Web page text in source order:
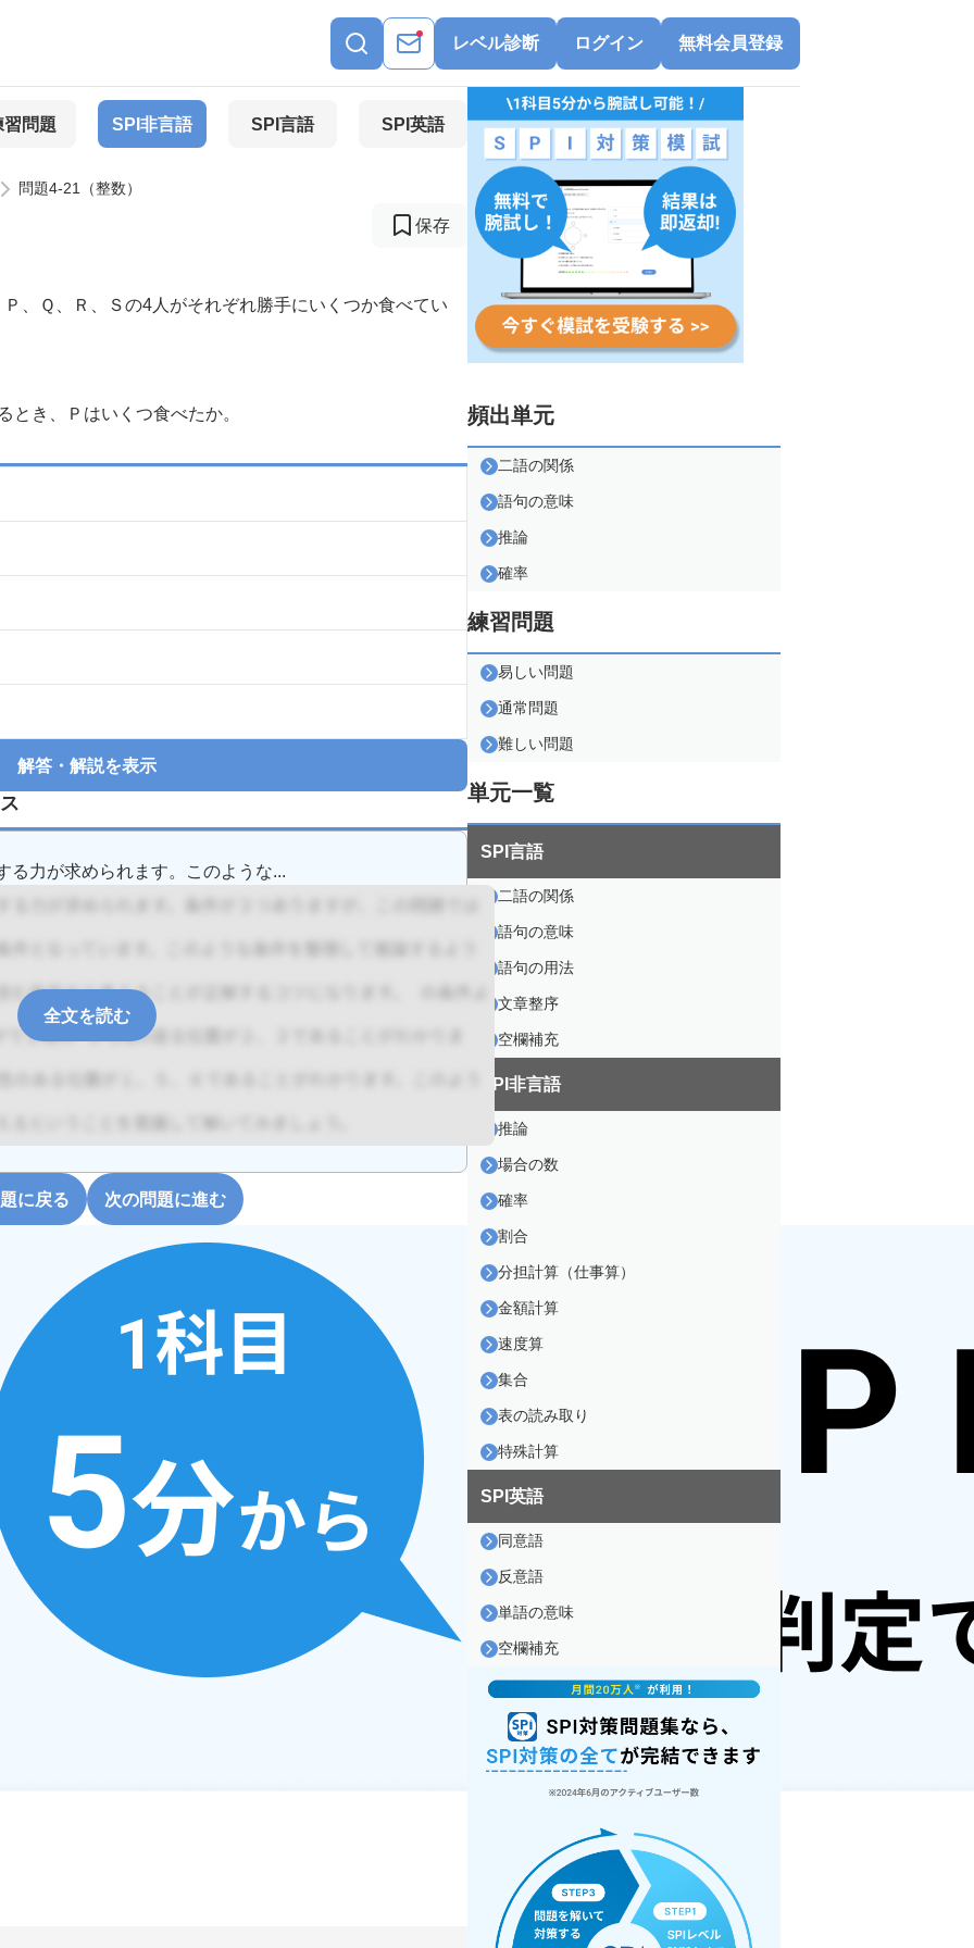
レベル診断 ログイン 無料会員登録
習問題 SPI非言語 SPI言語 SPI英語
問題4-21（整数）
保存
、Ｑ、Ｒ、Ｓの4人がそれぞれ勝手にいくつか食べてい
とき、Ｐはいくつ食べたか。
解答・解説を表示
る力が求められます。このような...
全文を読む
に戻る 次の問題に進む
頻出単元
二語の関係
語句の意味
推論
確率
練習問題
易しい問題
通常問題
難しい問題
単元一覧
SPI言語
二語の関係
語句の意味
語句の用法
文章整序
空欄補充
SPI非言語
推論
場合の数
確率
割合
分担計算（仕事算）
金額計算
速度算
集合
表の読み取り
特殊計算
SPI英語
同意語
反意語
単語の意味
空欄補充